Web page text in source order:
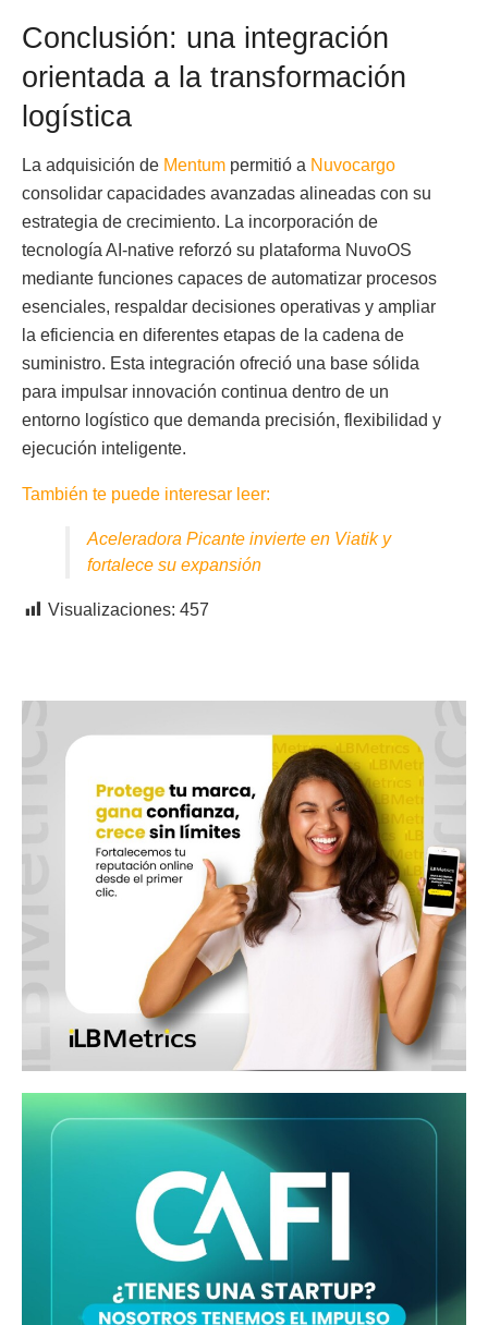
Conclusión: una integración
orientada a la transformación
logística
La adquisición de Mentum permitió a Nuvocargo
consolidar capacidades avanzadas alineadas con su
estrategia de crecimiento. La incorporación de
tecnología AI-native reforzó su plataforma NuvoOS
mediante funciones capaces de automatizar procesos
esenciales, respaldar decisiones operativas y ampliar
la eficiencia en diferentes etapas de la cadena de
suministro. Esta integración ofreció una base sólida
para impulsar innovación continua dentro de un
entorno logístico que demanda precisión, flexibilidad y
ejecución inteligente.
También te puede interesar leer:
Aceleradora Picante invierte en Viatik y
fortalece su expansión
Visualizaciones: 457